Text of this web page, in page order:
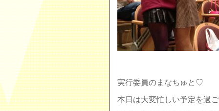
実行委員のまなちゅと♡
本日は大変忙しい予定を過